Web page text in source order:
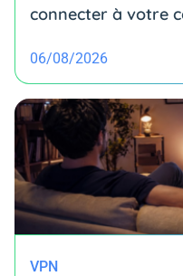
connecter à votre
06/08/2026
VPN